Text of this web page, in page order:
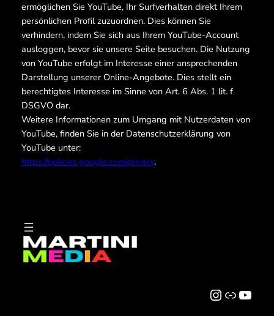
ermöglichen Sie YouTube, Ihr Surfverhalten direkt Ihrem
persönlichen Profil zuzuordnen. Dies können Sie
verhindern, indem Sie sich aus Ihrem YouTube-Account
ausloggen, bevor sie unsere Seite besuchen. Die Nutzung
von YouTube erfolgt im Interesse einer ansprechenden
Darstellung unserer Online-Angebote. Dies stellt ein
berechtigtes Interesse im Sinne von Art. 6 Abs. 1 lit. f
DSGVO dar.
Weitere Informationen zum Umgang mit Nutzerdaten von
YouTube, finden Sie in der Datenschutzerklärung von
YouTube unter:
https://policies.google.com/privacy.
Instagram Link YouTube